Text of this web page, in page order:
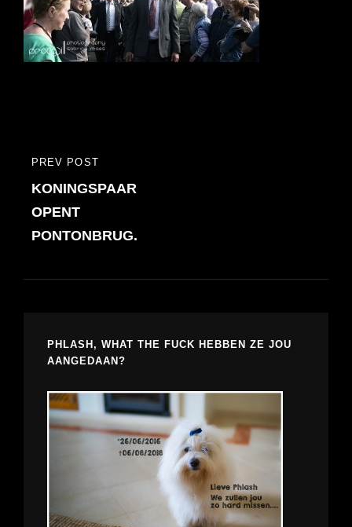
Bericht
navigatie
PREVIOUS
POST
PREV POST
KONINGSPAAR
OPENT
PONTONBRUG.
PHLASH, WHAT THE FUCK HEBBEN ZE JOU
AANGEDAAN?